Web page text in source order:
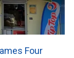
Four